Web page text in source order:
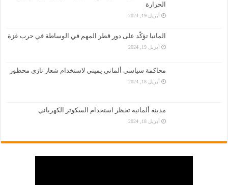
الحرارة
أبريل 19, 2024
المانيا تؤكّد على دور قطر المهم في الوساطة في حرب غزة
أبريل 19, 2024
محاكمة سياسي ألماني يميني لاستخدام شعار نازي محظور
أبريل 18, 2024
مدينة ألمانية تحظر استخدام السكوتر الكهربائي
أبريل 18, 2024